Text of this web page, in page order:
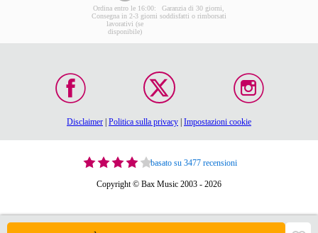
Ordina entro le 16:00:
Consegna in 2-3 giorni
lavorativi (se
disponibile)
Garanzia di 30 giorni,
soddisfatti o rimborsati
Disclaimer Politica sulla privacy Impostazioni cookie
basato su 3477 recensioni
Copyright © Bax Music 2003 - 2026